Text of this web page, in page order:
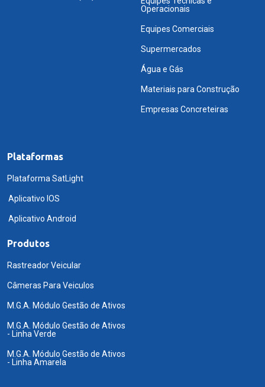
Operacionais
Equipes Comerciais
Supermercados
Água e Gás
Materiais para Construção
Empresas Concreteiras
Plataformas
Plataforma SatLight
Aplicativo IOS
Aplicativo Android
Produtos
Rastreador Veicular
Câmeras Para Veiculos
M.G.A. Módulo Gestão de Ativos
M.G.A. Módulo Gestão de Ativos
- Linha Verde
M.G.A. Módulo Gestão de Ativos
- Linha Amarela